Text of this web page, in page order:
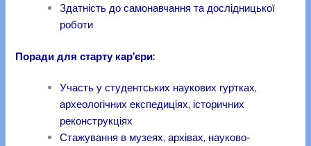
Здатність до самонавчання та дослідницької
роботи
Поради для старту кар’єри:
Участь у студентських наукових гуртках,
археологічних експедиціях, історичних
реконструкціях
Стажування в музеях, архівах, науково-